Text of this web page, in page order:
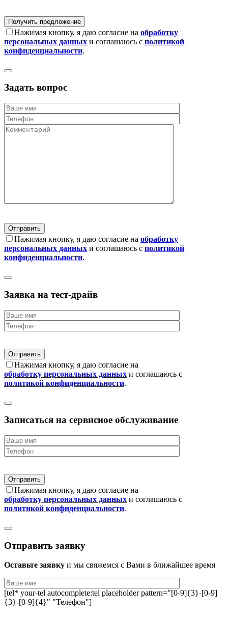
Нажимая кнопку, я даю согласие на обработку
персональных данных и соглашаюсь с политикой
конфиденциальности.
Задать вопрос
Нажимая кнопку, я даю согласие на обработку
персональных данных и соглашаюсь с политикой
конфиденциальности.
Заявка на тест-драйв
Нажимая кнопку, я даю согласие на
обработку персональных данных и соглашаюсь с
политикой конфиденциальности.
Записаться на сервисное обслуживание
Нажимая кнопку, я даю согласие на
обработку персональных данных и соглашаюсь с
политикой конфиденциальности.
Отправить заявку
Оставьте заявку и мы свяжемся с Вами в ближайшее время
[tel* your-tel autocomplete:tel placeholder pattern="[0-9]{3}-[0-9]
{3}-[0-9]{4}" "Телефон"]